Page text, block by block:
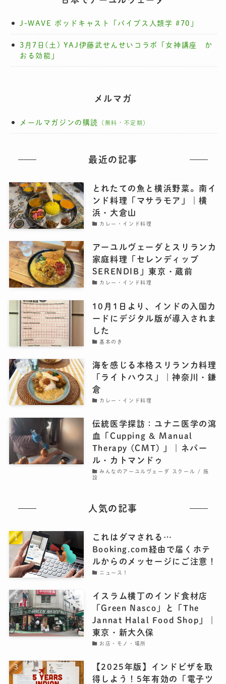
J-WAVE ポッドキャスト「バイブス人類学 #70」
3月7日(土) YAJ伊藤武せんせいコラボ「女神講座 か
おる効能」
メルマガ
メールマガジンの購読 （無料・不定期）
最近の記事
とれたての魚と横浜野菜。南イ
ンド料理「マサラモア」｜横
浜・大倉山
カレー・インド料理
アーユルヴェーダとスリランカ
家庭料理「セレンディッブ
SERENDIB」東京・蔵前
カレー・インド料理
10月1日より、インドの入国カ
ードにデジタル版が導入されま
した
基本のき
海を感じる本格スリランカ料理
「ライトハウス」｜神奈川・鎌
倉
カレー・インド料理
伝統医学探訪：ユナニ医学の瀉
血「Cupping & Manual
Therapy (CMT) 」｜ネパー
ル・カトマンドゥ
みんなのアーユルヴェーダ スクール / 施
設
人気の記事
これはダマされる…
Booking.com経由で届くホテ
ルからのメッセージにご注意！
ニュース！
イスラム横丁のインド食材店
「Green Nasco」と「The
Jannat Halal Food Shop」｜
東京・新大久保
お店・モノ・場所
【2025年版】インドビザを取
得しよう！5年有効の「電子ツ